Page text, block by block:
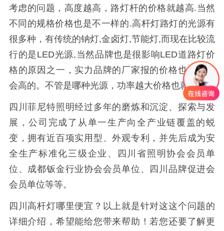
考虑的问题，高度越高，路灯杆的价格就越高.当然
不同的规格价格也是不一样的.高杆灯路灯的光源有
很多种，有传统的钠灯,金卤灯,节能灯,而现在比较流
行的是LED光源,当然品牌也是很影响LED道路灯价
格的原因之一，实力品牌的厂家报的价格也是相对
会高的。不管是哪种光源，功率越大价格也就越高.
四川菲尼特照明经过多年的磨炼和沉淀、探索与发
展，公司完成了从单一生产向全产业链覆盖的蜕
变，拥有近百项实用型、外观专利，并先后成为安
全生产标准化三级企业、四川省照明协会会员单
位、成都钣金行业协会会员单位、四川品牌促进会
会员单位等等。
四川高杆灯哪里便宜？以上就是针对这这个问题的
详细介绍，希望能给您带来帮助！若您还要了解更